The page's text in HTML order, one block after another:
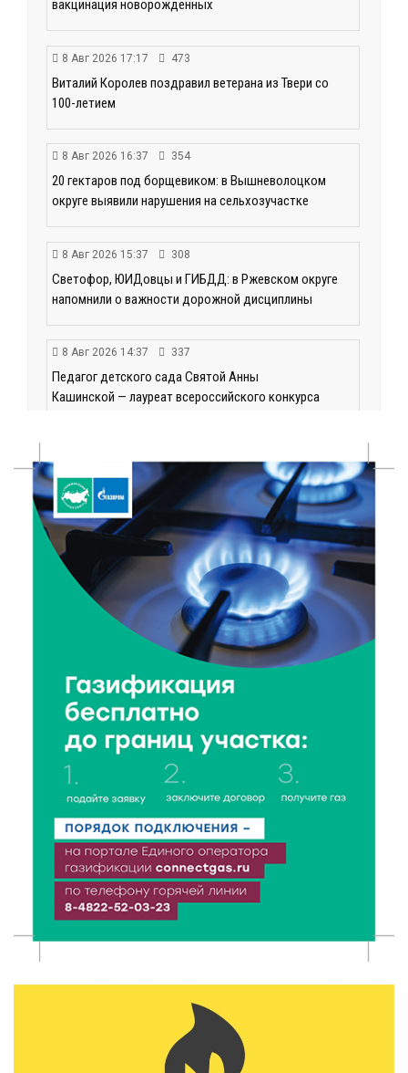
вакцинация новорождённых
8 Авг 2026 17:17 473
Виталий Королев поздравил ветерана из Твери со
100-летием
8 Авг 2026 16:37 354
20 гектаров под борщевиком: в Вышневолоцком
округе выявили нарушения на сельхозучастке
8 Авг 2026 15:37 308
Светофор, ЮИДовцы и ГИБДД: в Ржевском округе
напомнили о важности дорожной дисциплины
8 Авг 2026 14:37 337
Педагог детского сада Святой Анны
Кашинской — лауреат всероссийского конкурса
Тверские экологи сняли на видео медвежий обед
8 Авг 2026 14:14 432
Виталий Королев запустил веловолну на Волге в
Калязине
8 Авг 2026 13:37 712
Чем удивит X Международный фестиваль «Калитка»
8 Авг 2026 12:37 408
Забыл вещи в транспорте? Рассказываем, что ждёт
пассажиров по новым правилам
8 Авг 2026 12:12 1218
Более 40 миллионов на металлургию получил бизнес
Твери
8 Авг 2026 11:37 409
От теории до практики: в детских лагерях Тверской
Арбуз без риска: на что обратить внимание при
покупке — советы Роскачества